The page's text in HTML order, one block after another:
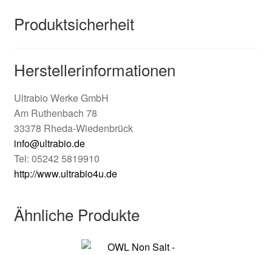
Produktsicherheit
Herstellerinformationen
Ultrabio Werke GmbH
Am Ruthenbach 78
33378 Rheda-Wiedenbrück
info@ultrabio.de
Tel: 05242 5819910
http://www.ultrabio4u.de
Ähnliche Produkte